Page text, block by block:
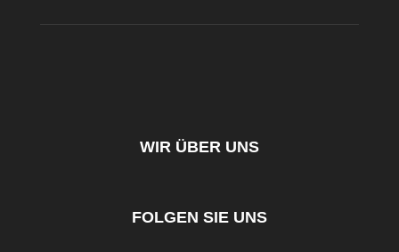
WIR ÜBER UNS
FOLGEN SIE UNS